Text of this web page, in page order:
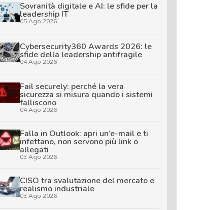
Sovranità digitale e AI: le sfide per la
leadership IT
05 Ago 2026
Cybersecurity360 Awards 2026: le
sfide della leadership antifragile
04 Ago 2026
Fail securely: perché la vera
sicurezza si misura quando i sistemi
falliscono
04 Ago 2026
Falla in Outlook: apri un’e-mail e ti
infettano, non servono più link o
allegati
03 Ago 2026
CISO tra svalutazione del mercato e
realismo industriale
03 Ago 2026